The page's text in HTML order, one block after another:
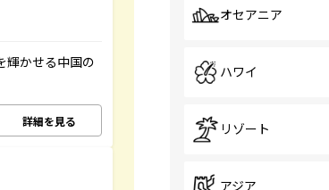
輝かせる中国の
詳細を見る
オセアニア
ハワイ
リゾート
アジア